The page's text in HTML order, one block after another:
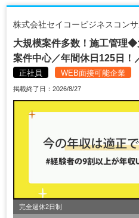
株式会社セイコービジネスコン
大規模案件多数！施工管理
案件中心／年間休日125日！
正社員 WEB面接可能企業
掲載終了日：2026/8/27
完全週休2日制